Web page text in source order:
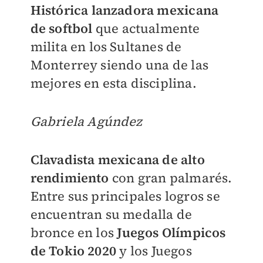
Histórica lanzadora mexicana
de softbol que actualmente
milita en los Sultanes de
Monterrey siendo una de las
mejores en esta disciplina.
Gabriela Agúndez
Clavadista mexicana de alto
rendimiento con gran palmarés.
Entre sus principales logros se
encuentran su medalla de
bronce en losJuegos Olímpicos
de Tokio 2020y los Juegos